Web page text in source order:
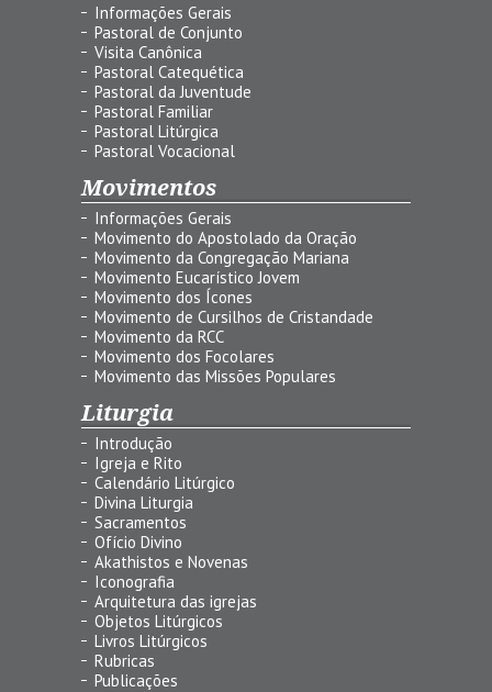
Informações Gerais
Pastoral de Conjunto
Visita Canônica
Pastoral Catequética
Pastoral da Juventude
Pastoral Familiar
Pastoral Litúrgica
Pastoral Vocacional
Movimentos
Informações Gerais
Movimento do Apostolado da Oração
Movimento da Congregação Mariana
Movimento Eucarístico Jovem
Movimento dos Ícones
Movimento de Cursilhos de Cristandade
Movimento da RCC
Movimento dos Focolares
Movimento das Missões Populares
Liturgia
Introdução
Igreja e Rito
Calendário Litúrgico
Divina Liturgia
Sacramentos
Ofício Divino
Akathistos e Novenas
Iconografia
Arquitetura das igrejas
Objetos Litúrgicos
Livros Litúrgicos
Rubricas
Publicações